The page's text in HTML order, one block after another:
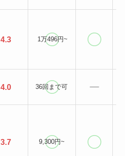
4.3 1万496円~
4.0 36回まで可
3.7 9,300円~